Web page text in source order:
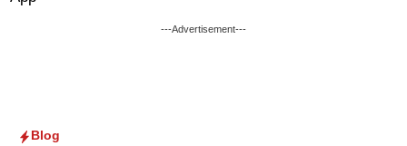
Skip
---Advertisement---
Blog